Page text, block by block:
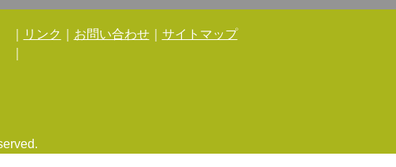
リンク お問い合わせ｜ サイトマップ